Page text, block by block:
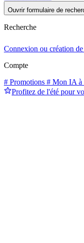
Ouvrir formulaire de
Recherche
Connexion ou création
Compte
# Promotions # Mon IA à
Profitez de l'été pour